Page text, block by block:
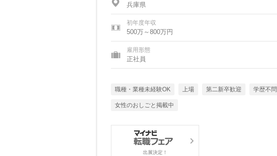
兵庫県
初年度年収
500万～800万円
雇用形態
正社員
職種・業種未経験OK 上場 第二新卒歓迎 学歴不問
女性のおしごと掲載中
出展決定！